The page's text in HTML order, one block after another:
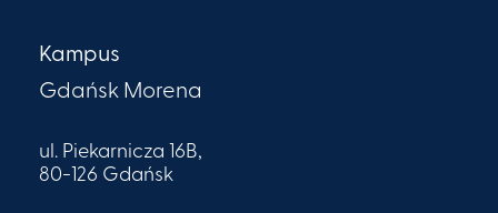
Kampus
Gdańsk Morena
ul. Piekarnicza 16B,
80-126 Gdańsk